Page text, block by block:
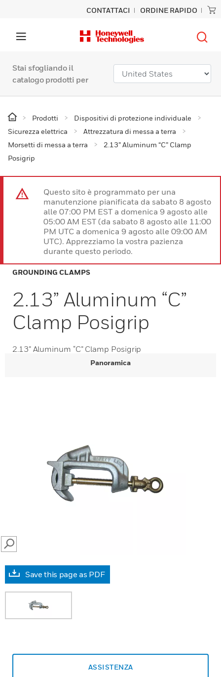
CONTATTACI ORDINE RAPIDO
Stai sfogliando il
catalogo prodotti per
Prodotti
Dispositivi di protezione individuale
Sicurezza elettrica
Attrezzatura di messa a terra
Morsetti di messa a terra
2.13” Aluminum “C” Clamp
Posigrip
Questo sito è programmato per una
manutenzione pianificata da sabato 8 agosto
alle 07:00 PM EST a domenica 9 agosto alle
05:00 AM EST (da sabato 8 agosto alle 11:00
PM UTC a domenica 9 agosto alle 09:00 AM
UTC). Apprezziamo la vostra pazienza
durante questo periodo.
GROUNDING CLAMPS
2.13” Aluminum “C”
Clamp Posigrip
2.13” Aluminum “C” Clamp Posigrip
Panoramica
SEARCH
Save this page as PDF
ASSISTENZA